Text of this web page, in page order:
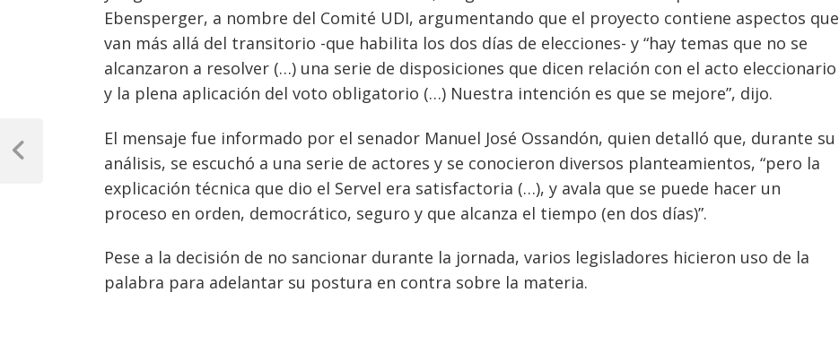
Ebensperger, a nombre del Comité UDI, argumentando que el proyecto contiene aspectos que
van más allá del transitorio -que habilita los dos días de elecciones- y “hay temas que no se
alcanzaron a resolver (…) una serie de disposiciones que dicen relación con el acto eleccionario
y la plena aplicación del voto obligatorio (…) Nuestra intención es que se mejore”, dijo.
El mensaje fue informado por el senador Manuel José Ossandón, quien detalló que, durante su
análisis, se escuchó a una serie de actores y se conocieron diversos planteamientos, “pero la
explicación técnica que dio el Servel era satisfactoria (…), y avala que se puede hacer un
proceso en orden, democrático, seguro y que alcanza el tiempo (en dos días)”.
Pese a la decisión de no sancionar durante la jornada, varios legisladores hicieron uso de la
palabra para adelantar su postura en contra sobre la materia.
Navegación
de
Previous